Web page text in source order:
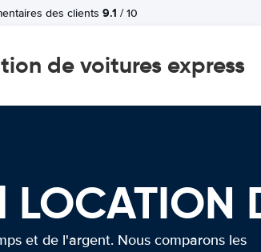
des clients 9.1 / 10
de voitures express
et de l'argent. Nous comparons les